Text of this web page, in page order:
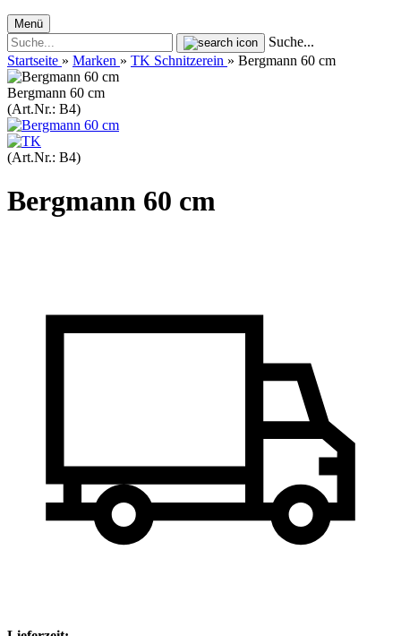
Menü
Suche...
Startseite » Marken » TK Schnitzerein » Bergmann 60 cm
Bergmann 60 cm
(Art.Nr.: B4)
(Art.Nr.: B4)
Bergmann 60 cm